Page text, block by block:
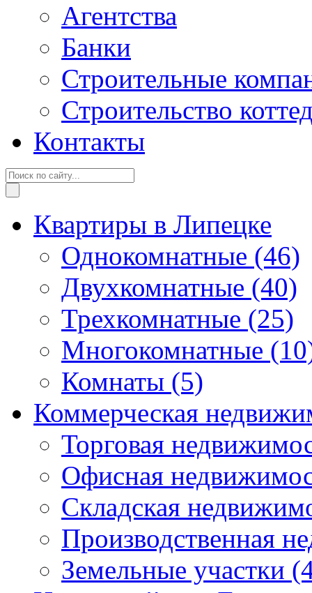
Агентства
Банки
Строительные
Строительство
Контакты
Квартиры в Липецке
Однокомнатные (46)
Двухкомнатные (40)
Трехкомнатные (25)
Многокомнатные
Комнаты (5)
Коммерческая
Торговая
Офисная
Складская
Производственная
Земельные участки